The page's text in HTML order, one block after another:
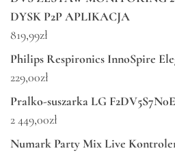
DYSK P2P APLIKACJA
819,99zł
Philips Respironics InnoSpire
229,00zł
Pralko-suszarka LG F2DV5S7N0E
2 449,00zł
Numark Party Mix Live